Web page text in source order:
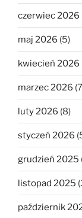
czerwiec 2026
maj 2026 (5)
kwiecień 2026
marzec 2026
luty 2026 (8)
styczeń 2026
grudzień 2025
listopad 2025
październik